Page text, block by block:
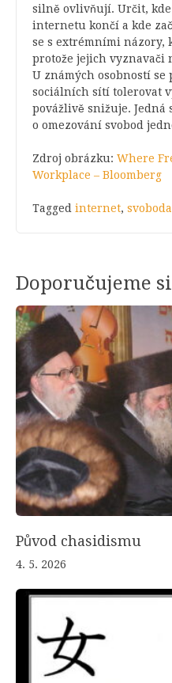
silně ovlivňují. Určit, kde
internetu končí a kde
se s extrémními názory,
protože jejich
U známých osobností se
sociálních sítí tolerovat
povážlivě snižuje.
o omezování svobod
Zdroj obrázku: Where
Workplace – Bloomberg
Tagged internet,
Doporučujeme
Původ chasidismu
4. 5. 2026